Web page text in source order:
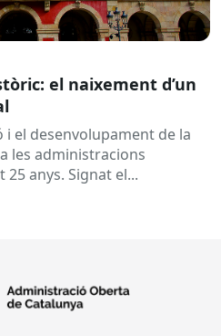
el naixement d’un
i el desenvolupament de la
les administracions
anys. Signat el...